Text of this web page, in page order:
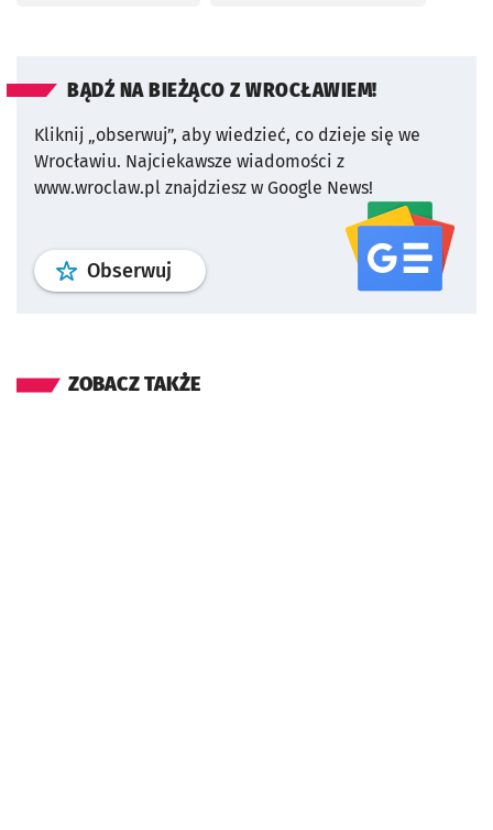
BĄDŹ NA BIEŻĄCO Z WROCŁAWIEM!
Kliknij „obserwuj”, aby wiedzieć, co dzieje się we
Wrocławiu. Najciekawsze wiadomości z
www.wroclaw.pl znajdziesz w Google News!
Obserwuj profil serwisu
ZOBACZ TAKŻE